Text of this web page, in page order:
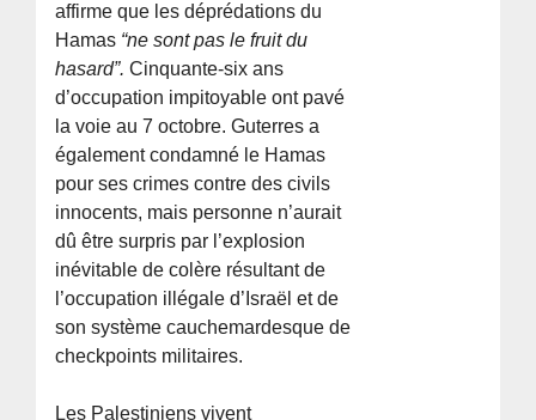
affirme que les déprédations du
Hamas “ne sont pas le fruit du
hasard”. Cinquante-six ans
d’occupation impitoyable ont pavé
la voie au 7 octobre. Guterres a
également condamné le Hamas
pour ses crimes contre des civils
innocents, mais personne n’aurait
dû être surpris par l’explosion
inévitable de colère résultant de
l’occupation illégale d’Israël et de
son système cauchemardesque de
checkpoints militaires.
Les Palestiniens vivent